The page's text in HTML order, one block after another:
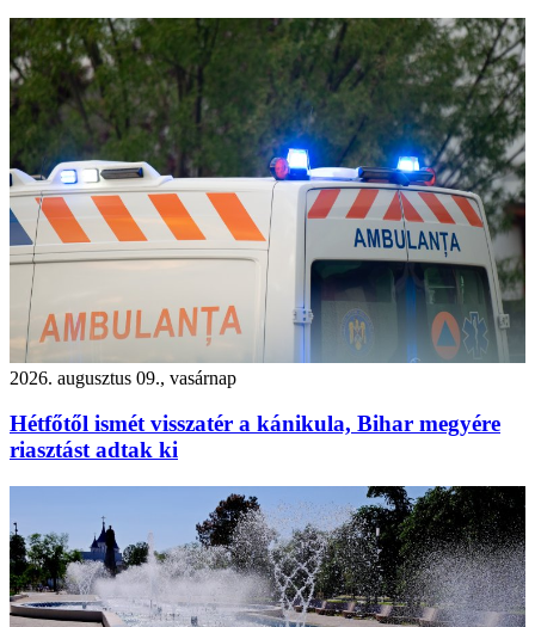
2026. augusztus 09., vasárnap
Hétfőtől ismét visszatér a kánikula, Bihar megyére
riasztást adtak ki